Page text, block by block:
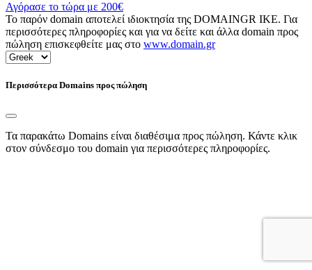
Αγόρασε το τώρα με 200€
Το παρόν domain αποτελεί ιδιοκτησία της DOMAINGR ΙΚΕ. Για
περισσότερες πληροφορίες και για να δείτε και άλλα domain προς
πώληση επισκεφθείτε μας στο www.domain.gr
Περισσότερα Domains προς πώληση
Τα παρακάτω Domains είναι διαθέσιμα προς πώληση. Κάντε κλικ
στον σύνδεσμο του domain για περισσότερες πληροφορίες.